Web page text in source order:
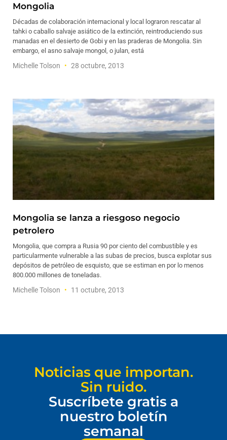
Mongolia
Décadas de colaboración internacional y local lograron rescatar al
tahki o caballo salvaje asiático de la extinción, reintroduciendo sus
manadas en el desierto de Gobi y en las praderas de Mongolia. Sin
embargo, el asno salvaje mongol, o julan, está
Michelle Tolson 28 octubre, 2013
Mongolia se lanza a riesgoso negocio
petrolero
Mongolia, que compra a Rusia 90 por ciento del combustible y es
particularmente vulnerable a las subas de precios, busca explotar sus
depósitos de petróleo de esquisto, que se estiman en por lo menos
800.000 millones de toneladas.
Michelle Tolson 11 octubre, 2013
Noticias que importan.
Sin ruido.
Suscríbete gratis a
nuestro boletín
semanal